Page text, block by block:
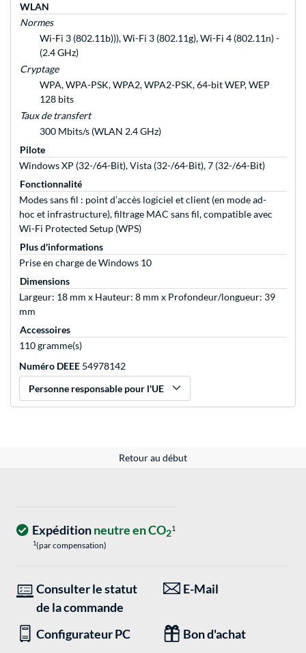
WLAN
Normes
Wi-Fi 3 (802.11b))), Wi-Fi 3 (802.11g), Wi-Fi 4 (802.11n) -
(2.4 GHz)
Cryptage
WPA, WPA-PSK, WPA2, WPA2-PSK, 64-bit WEP, WEP
128 bits
Taux de transfert
300 Mbits/s (WLAN 2.4 GHz)
Pilote
Windows XP (32-/64-Bit), Vista (32-/64-Bit), 7 (32-/64-Bit)
Fonctionnalité
Modes sans fil : point d’accès logiciel et client (en mode ad-
hoc et infrastructure), filtrage MAC sans fil, compatible avec
Wi-Fi Protected Setup (WPS)
Plus d'informations
Prise en charge de Windows 10
Dimensions
Largeur: 18 mm x Hauteur: 8 mm x Profondeur/longueur: 39
mm
Accessoires
110 gramme(s)
Numéro DEEE 54978142
Personne responsable pour l'UE
Retour au début
Expéditionneutre en CO21
1(par compensation)
Consulter le statut
de la commande
E-Mail
Configurateur PC Bon d'achat